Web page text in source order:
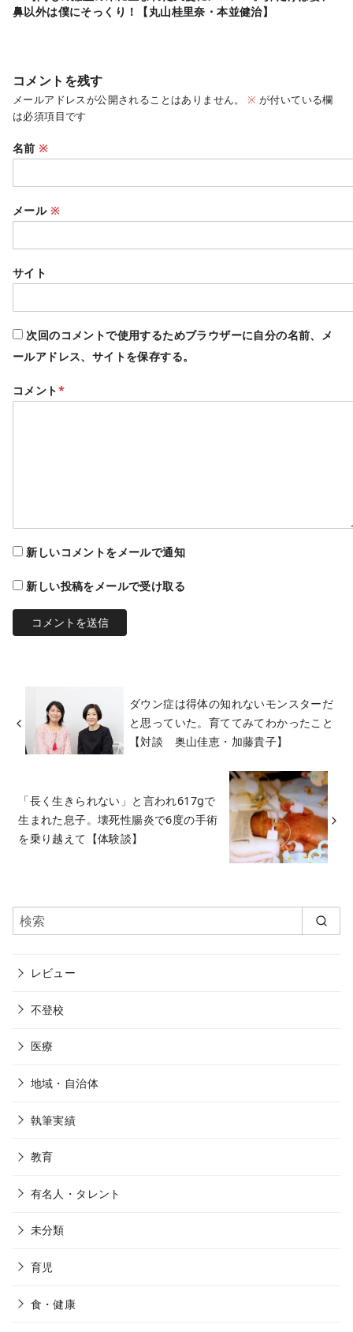
鼻以外は僕にそっくり！【丸山桂里奈・本並健治】
コメントを残す
メールアドレスが公開されることはありません。 ※ が付いている欄
は必須項目です
名前※
メール ※
サイト
次回のコメントで使用するためブラウザーに自分の名前、メ
ールアドレス、サイトを保存する。
コメント*
新しいコメントをメールで通知
新しい投稿をメールで受け取る
ダウン症は得体の知れないモンスターだ
と思っていた。育ててみてわかったこと
【対談 奥山佳恵・加藤貴子】
「長く生きられない」と言われ617gで
生まれた息子。壊死性腸炎で6度の手術
を乗り越えて【体験談】
レビュー
不登校
医療
地域・自治体
執筆実績
教育
有名人・タレント
未分類
育児
食・健康